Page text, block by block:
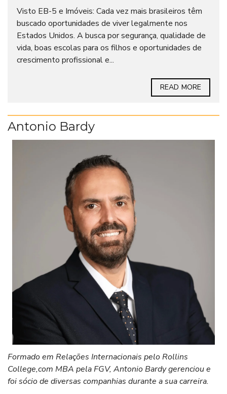
Visto EB-5 e Imóveis: Cada vez mais brasileiros têm
buscado oportunidades de viver legalmente nos
Estados Unidos. A busca por segurança, qualidade de
vida, boas escolas para os filhos e oportunidades de
crescimento profissional e...
READ MORE
Antonio Bardy
Formado em Relações Internacionais pelo Rollins
College,com MBA pela FGV, Antonio Bardy gerenciou e
foi sócio de diversas companhias durante a sua carreira.